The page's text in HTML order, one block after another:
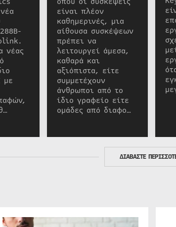
νέας
με
είναι πλέον
καθημερινές, μια
αίθουσα συσκέψεων
πρέπει να
λειτουργεί άμεσα,
καθαρά και
αξιόπιστα, είτε
συμμετέχουν
άνθρωποι από το
ίδιο γραφείο είτε
ομάδες από διαφο…
ΔΙΑΒΑΣΤΕ